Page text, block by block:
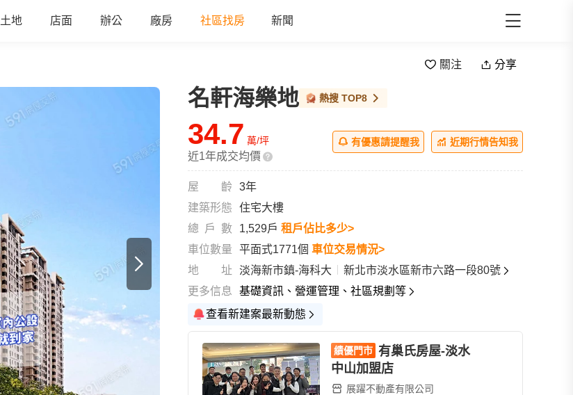
土地 店面 辦公 廠房 社區找房 新聞
關注 分享
名軒海樂地 熱搜 TOP8
34.7 萬/坪
近1年成交均價
有優惠請提醒我 近期行情告知我
屋齡
3年
建築形態
住宅大樓
總戶數
1,529戶 租戶佔比多少>
車位數量
平面式1771個 車位交易情況>
地址
淡海新市鎮-海科大
新北市淡水區新市六路一段80號
更多信息
基礎資訊、營運管理、社區規劃等
查看新建案最新動態
績優門市 有巢氏房屋-淡水
中山加盟店
展躍不動產有限公司